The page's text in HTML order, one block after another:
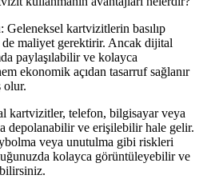
kartvizitlerin basılıp
de maliyet gerektirir. Ancak dijital
paylaşılabilir ve kolayca
ekonomik açıdan tasarruf sağlanır
olur.
telefon, bilgisayar veya
depolanabilir ve erişilebilir hale gelir.
veya unutulma gibi riskleri
kolayca görüntüleyebilir ve